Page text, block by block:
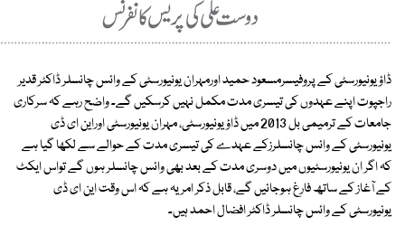
ڈاؤ یونیورسٹی کے پروفیسرمسعود حمید اورمہران یونیورسٹی کے وائس چانسلر ڈاکٹر قدیر
راجپوت اپنے عہدوں کی تیسری مدت مکمل نہیں کرسکیں گے۔ واضح رہے کہ سرکاری
جامعات کے ترمیمی بل 2013 میں ڈاؤیونیورسٹی، مہران یونیورسٹی اوراین ای ڈی
یونیورسٹی کے وائس چانسلرزکے عہدے کی تیسری مدت کے حوالے سے لکھا گیا ہے
کہ اگر ان یونیورسٹیوں میں دوسری مدت کے بعد بھی وائس چانسلر ہوں گے تواس ایکٹ
کے آغاز کے ساتھ فارغ ہوجائیں گے، قابل ذکر امر یہ ہے کہ اس وقت این ای ڈی
یونیورسٹی کے وائس چانسلر ڈاکٹر افضال احمد ہیں۔